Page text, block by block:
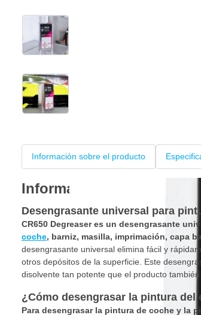
View larger image
View larger image
Información sobre el producto
Información sobre el
Desengrasante universal para
CR650 Degreaser es un desengrasante
coche, barniz, masilla, imprimación, capa
desengrasante universal elimina fácil y
otros depósitos de la superficie. Este
disolvente tan potente que el producto también
¿Cómo desengrasar la pintura del
Para desengrasar la pintura de coche y la